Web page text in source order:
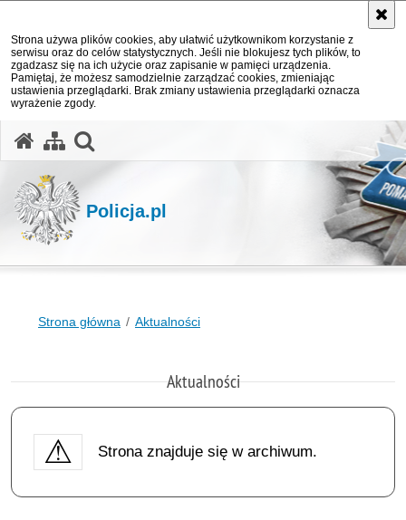
Strona używa plików cookies, aby ułatwić użytkownikom korzystanie z
serwisu oraz do celów statystycznych. Jeśli nie blokujesz tych plików, to
zgadzasz się na ich użycie oraz zapisanie w pamięci urządzenia.
Pamiętaj, że możesz samodzielnie zarządzać cookies, zmieniając
ustawienia przeglądarki. Brak zmiany ustawienia przeglądarki oznacza
wyrażenie zgody.
Policja.pl
Strona główna Aktualności
Aktualności
Strona znajduje się w archiwum.